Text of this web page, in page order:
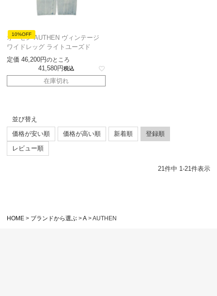
10%OFF
オーセン AUTHEN ヴィンテージ
ワイドレッグ ライトユーズド
定価 46,200 のところ
41,580 税込
在庫切れ
並び替え
価格が安い順
価格が高い順 新着順
登録順
レビュー順
21件中 1-21件表示
HOME ブランドから選ぶ A AUTHEN